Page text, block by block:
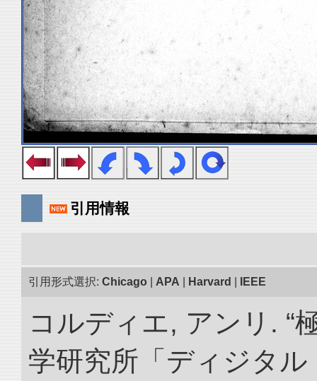
引用情報
引用形式選択: Chicago APA Harvard IEEE
コルディエ, アンリ. “
学研究所「ディジタ